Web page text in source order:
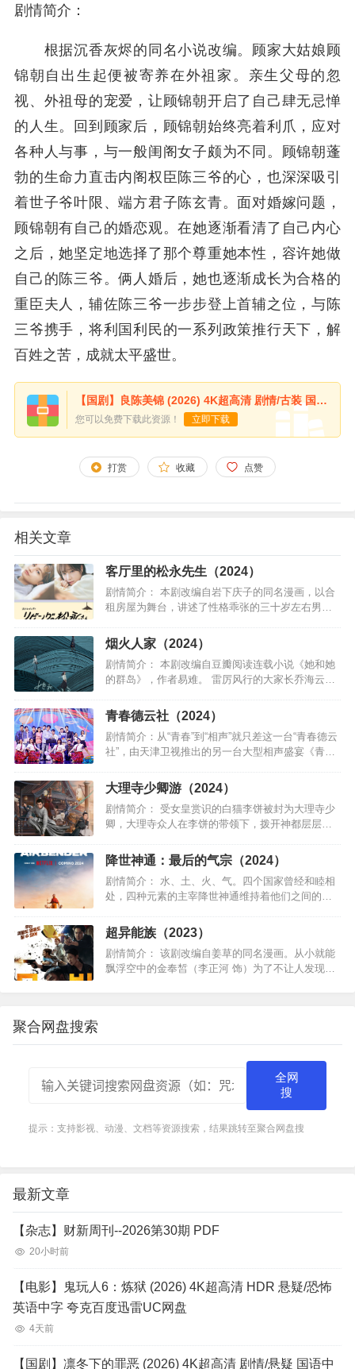
剧情简介：
根据沉香灰烬的同名小说改编。顾家大姑娘顾
锦朝自出生起便被寄养在外祖家。亲生父母的忽
视、外祖母的宠爱，让顾锦朝开启了自己肆无忌惮
的人生。回到顾家后，顾锦朝始终亮着利爪，应对
各种人与事，与一般闺阁女子颇为不同。顾锦朝蓬
勃的生命力直击内阁权臣陈三爷的心，也深深吸引
着世子爷叶限、端方君子陈玄青。面对婚嫁问题，
顾锦朝有自己的婚恋观。在她逐渐看清了自己内心
之后，她坚定地选择了那个尊重她本性，容许她做
自己的陈三爷。俩人婚后，她也逐渐成长为合格的
重臣夫人，辅佐陈三爷一步步登上首辅之位，与陈
三爷携手，将利国利民的一系列政策推行天下，解
百姓之苦，成就太平盛世。
【国剧】良陈美锦 (2026) 4K超高清 剧情/古装 国语中字 夸克百度UC网盘
您可以免费下载此资源！ 立即下载
打赏 收藏 点赞
相关文章
客厅里的松永先生（2024）
剧情简介： 本剧改编自岩下庆子的同名漫画，以合
租房屋为舞台，讲述了性格乖张的三十岁左右男和
成长的爱情喜剧。平面设计师松永纯住在不同世代
的男女共同居住的合租…
烟火人家（2024）
剧情简介： 本剧改编自豆瓣阅读连载小说《她和她
的群岛》，作者易难。 雷厉风行的大家长乔海云
家过，一直以来从未有人坏过规矩，直到最老实的
第三代李衣锦（马…
青春德云社（2024）
剧情简介：从“青春”到“相声”就只差这一台“青春德云
社”，由天津卫视推出的另一台大型相声盛宴《青春
青年演员创新手法演绎下，现代化元素也能将传统
民俗展现得…
大理寺少卿游（2024）
剧情简介： 受女皇赏识的白猫李饼被封为大理寺少
卿，大理寺众人在李饼的带领下，拨开神都层层迷
分人气动漫《大理寺日志》首部漫改真人剧。…
降世神通：最后的气宗（2024）
剧情简介： 水、土、火、气。四个国家曾经和睦相
处，四种元素的主宰降世神通维持着他们之间的和
切都改变了 — 这是烈火国征服世界的第一步。由于
目前的神通化身尚…
超异能族（2023）
剧情简介： 该剧改编自姜草的同名漫画。从小就能
飘浮空中的金奉皙（李正河 饰）为了不让人发现自
聚合网盘搜索
全网
搜
提示：支持影视、动漫、文档等资源搜索，结果跳转至聚合网盘搜
最新文章
【杂志】财新周刊--2026第30期 PDF
20小时前
【电影】鬼玩人6：炼狱 (2026) 4K超高清 HDR 悬疑/恐怖
英语中字 夸克百度迅雷UC网盘
4天前
【国剧】凛冬下的罪恶 (2026) 4K超高清 剧情/悬疑 国语中